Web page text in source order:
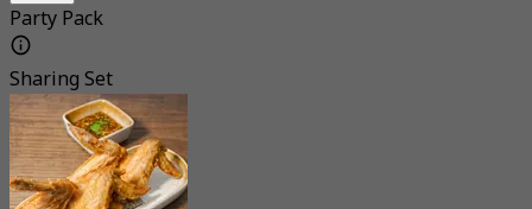
Party Pack
Sharing Set